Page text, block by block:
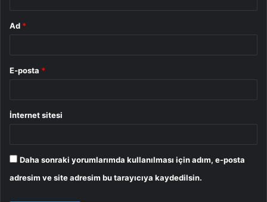
Ad *
E-posta *
İnternet sitesi
Daha sonraki yorumlarımda kullanılması için adım, e-posta
adresim ve site adresim bu tarayıcıya kaydedilsin.